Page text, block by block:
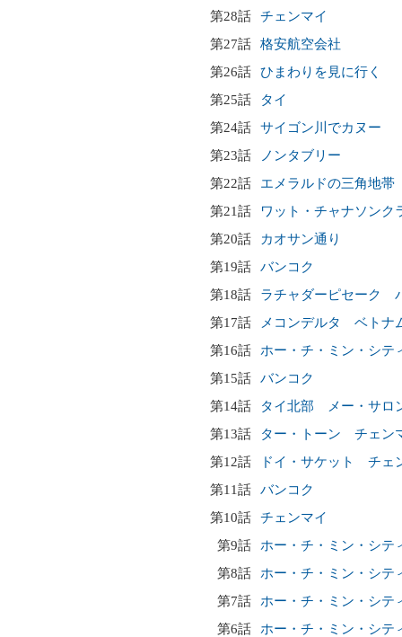
第28話
チェンマイ
第27話
格安航空会社
第26話
ひまわりを見に行く
第25話
タイ
第24話
サイゴン川でカヌー
第23話
ノンタブリー
第22話
エメラルドの三角地帯
第21話
ワット・チャナソンク
第20話
カオサン通り
第19話
バンコク
第18話
ラチャダーピセーク
第17話
メコンデルタ ベトナ
第16話
ホー・チ・ミン・シ
第15話
バンコク
第14話
タイ北部 メー・サロ
第13話
ター・トーン チェン
第12話
ドイ・サケット チェ
第11話
バンコク
第10話
チェンマイ
第9話
ホー・チ・ミン・シ
第8話
ホー・チ・ミン・シ
第7話
ホー・チ・ミン・シ
第6話
ホー・チ・ミン・シ